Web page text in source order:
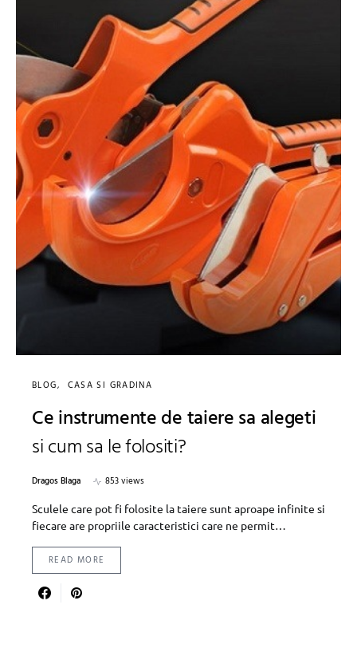
BLOG CASA SI GRADINA
Ce instrumente de taiere sa alegeti
si cum sa le folositi?
Dragos Blaga
853 views
Sculele care pot fi folosite la taiere sunt aproape infinite si
fiecare are propriile caracteristici care ne permit…
READ MORE